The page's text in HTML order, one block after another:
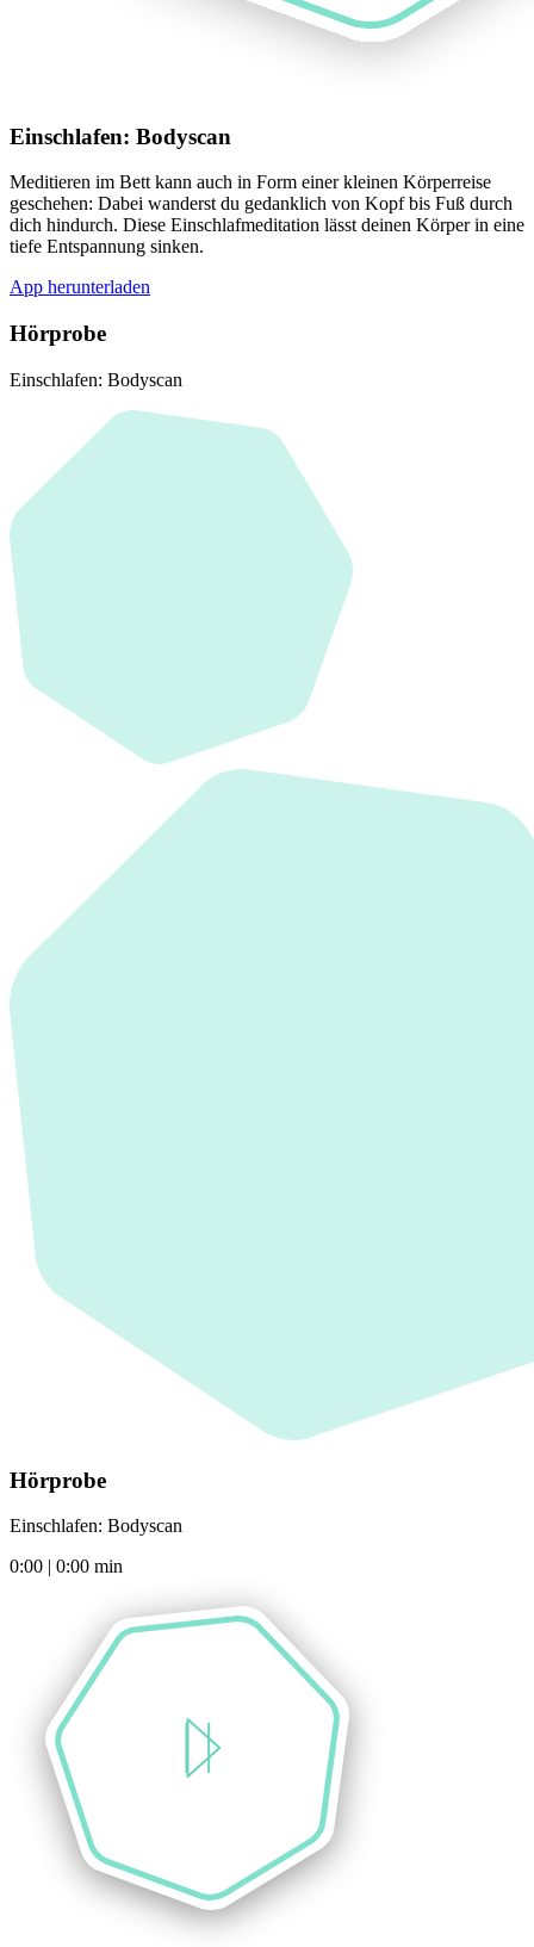
Einschlafen: Bodyscan
Meditieren im Bett kann auch in Form einer kleinen Körperreise
geschehen: Dabei wanderst du gedanklich von Kopf bis Fuß durch
dich hindurch. Diese Einschlafmeditation lässt deinen Körper in eine
tiefe Entspannung sinken.
App herunterladen
Hörprobe
Einschlafen: Bodyscan
Hörprobe
Einschlafen: Bodyscan
0:00 | 0:00 min